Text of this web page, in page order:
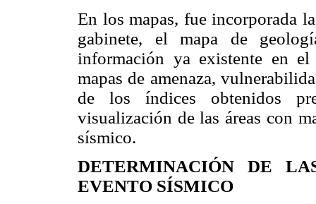
En los mapas, fue incorporada
gabinete, el mapa de
información ya existente en el
mapas de amenaza,
de los índices obtenidos
visualización de las áreas con
sísmico.
DETERMINACIÓN DE
EVENTO SÍSMICO